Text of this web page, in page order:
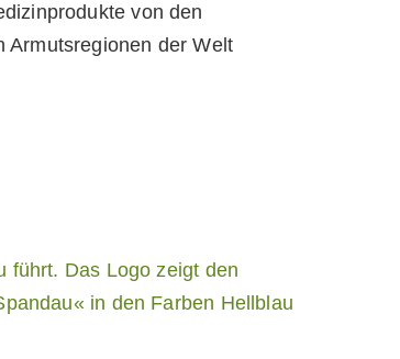
von den
Armutsregionen der Welt